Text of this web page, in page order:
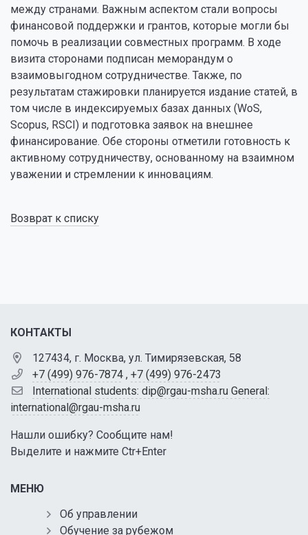
между странами. Важным аспектом стали вопросы
финансовой поддержки и грантов, которые могли бы
помочь в реализации совместных программ. В ходе
визита сторонами подписан меморандум о
взаимовыгодном сотрудничестве. Также, по
результатам стажировки планируется издание статей, в
том числе в индексируемых базах данных (WoS,
Scopus, RSCI) и подготовка заявок на внешнее
финансирование. Обе стороны отметили готовность к
активному сотрудничеству, основанному на взаимном
уважении и стремлении к инновациям.
Возврат к списку
КОНТАКТЫ
127434, г. Москва, ул. Тимирязевская, 58
+7 (499) 976-7874 , +7 (499) 976-2473
International students: dip@rgau-msha.ru General:
international@rgau-msha.ru
Нашли ошибку? Сообщите нам!
Выделите и нажмите Ctr+Enter
МЕНЮ
Об управлении
Обучение за рубежом